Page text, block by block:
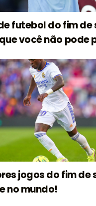
futebol do fim de
você não pode
jogos do fim de
no mundo!